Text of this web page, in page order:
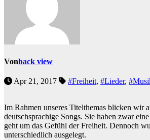
Vonback view
Apr 21, 2017 #Freiheit, #Lieder,
Im Rahmen unseres Titelthemas blicken wir
deutschsprachige Songs. Sie haben zwar
geht um das Gefühl der Freiheit. Dennoch
unterschiedlich ausgelegt.